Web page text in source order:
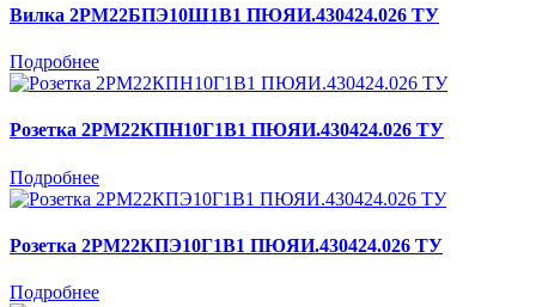
Вилка 2РМ22БПЭ10Ш1В1 ПЮЯИ.430424.026 ТУ
Подробнее
Розетка 2РМ22КПН10Г1В1 ПЮЯИ.430424.026 ТУ
Подробнее
Розетка 2РМ22КПЭ10Г1В1 ПЮЯИ.430424.026 ТУ
Подробнее